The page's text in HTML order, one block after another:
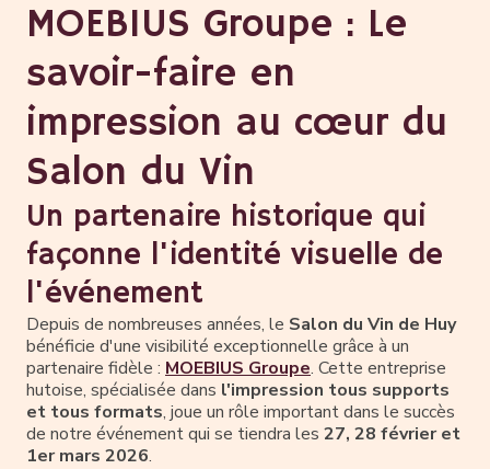
MOEBIUS Groupe : Le
savoir-faire en
impression au cœur du
Salon du Vin
Un partenaire historique qui
façonne l'identité visuelle de
l'événement
Depuis de nombreuses années, le Salon du Vin de Huy
bénéficie d'une visibilité exceptionnelle grâce à un
partenaire fidèle : MOEBIUS Groupe. Cette entreprise
hutoise, spécialisée dans l'impression tous supports
et tous formats, joue un rôle important dans le succès
de notre événement qui se tiendra les 27, 28 février et
1er mars 2026.